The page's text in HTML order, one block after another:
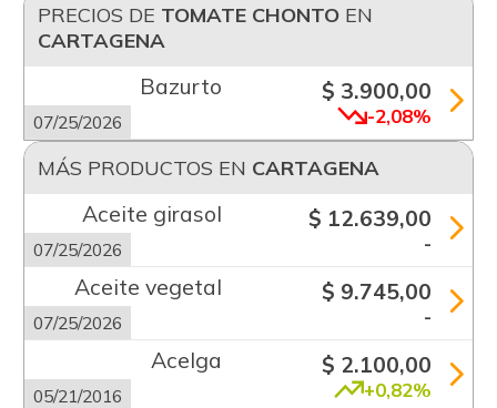
PRECIOS DE TOMATE CHONTOEN
CARTAGENA
Bazurto
07/25/2026
$ 3.900,00
-2,08%
MÁS PRODUCTOS EN CARTAGENA
Aceite girasol
07/25/2026
$ 12.639,00
-
Aceite vegetal
07/25/2026
$ 9.745,00
-
Acelga
05/21/2016
$ 2.100,00
+0,82%